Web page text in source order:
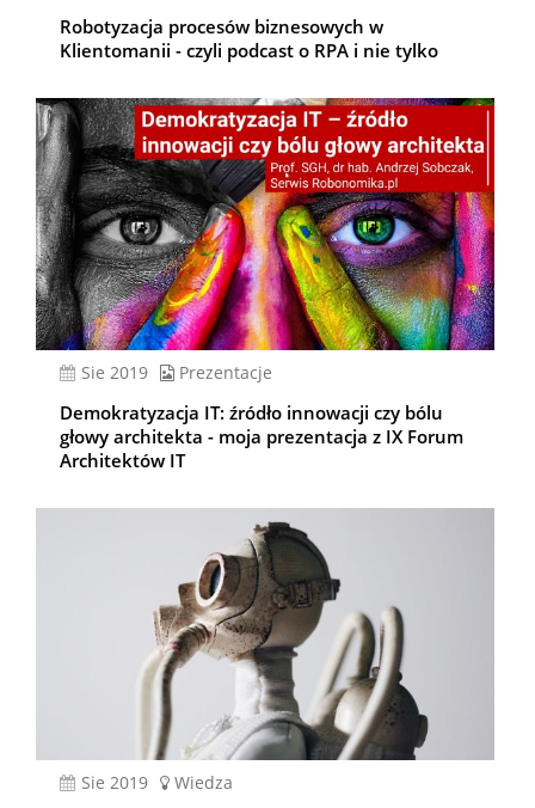
Robotyzacja procesów biznesowych w
Klientomanii - czyli podcast o RPA i nie tylko
sie 2019 Prezentacje
Demokratyzacja IT: źródło innowacji czy bólu
głowy architekta - moja prezentacja z IX Forum
Architektów IT
sie 2019 Wiedza